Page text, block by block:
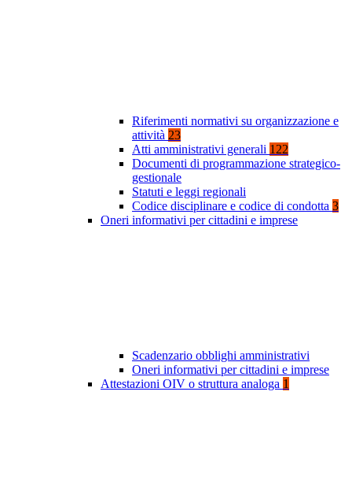
Riferimenti normativi su organizzazione e
attività 23
Atti amministrativi generali 122
Documenti di programmazione strategico-
gestionale
Statuti e leggi regionali
Codice disciplinare e codice di condotta 3
Oneri informativi per cittadini e imprese
Scadenzario obblighi amministrativi
Oneri informativi per cittadini e imprese
Attestazioni OIV o struttura analoga 1